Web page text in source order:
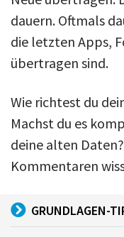
dauern. Oftmals
die letzten Apps,
übertragen sind.
Wie richtest du
Machst du es
deine alten
Kommentaren
GRUNDLAGEN-